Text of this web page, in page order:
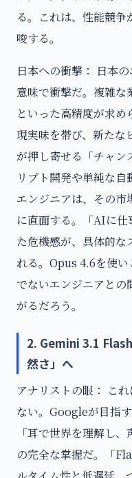
る。これは、性能競
唆する。
日本への衝撃： 日本
意味で衝撃だ。複雑
といった高精度が求
現実味を帯び、新たな
が押し寄せる「チャン
リプト開発や単純な
エンジニアは、その市
に直面する。「AIに
た危機感が、具体的な
れる。Opus 4.6を使
でないエンジニアとの
がるだろう。
2. Gemini 3.1
然さ」へ
アナリストの眼： こ
ない。Googleが目指
「耳で世界を理解し
の完全な掌握だ。「